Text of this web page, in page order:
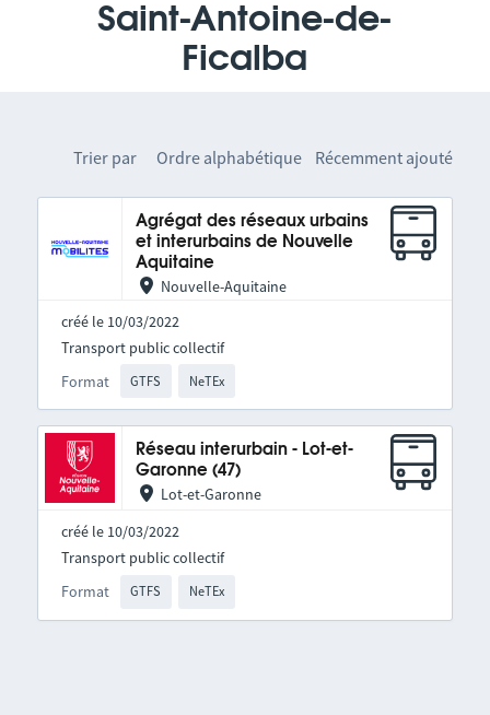
Saint-Antoine-de-
Ficalba
Trier par Ordre alphabétique Récemment ajouté
Agrégat des réseaux urbains
et interurbains de Nouvelle
Aquitaine
Nouvelle-Aquitaine
créé le 10/03/2022
Format GTFS NeTEx
Transport public collectif
Réseau interurbain - Lot-et-
Garonne (47)
Lot-et-Garonne
créé le 10/03/2022
Format GTFS NeTEx
Transport public collectif